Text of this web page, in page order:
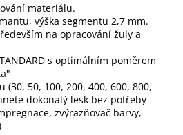
materiálu.
výška segmentu 2,7 mm.
na opracování žuly a
s optimálním poměrem
50, 100, 200, 400, 600, 800,
dokonalý lesk bez potřeby
zvýrazňovač barvy,